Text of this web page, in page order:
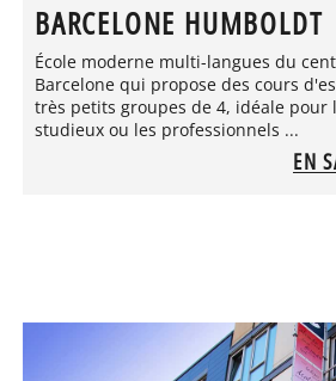
BARCELONE HUMBOLDT
École moderne multi-langues du
Barcelone qui propose des cours
très petits groupes de 4, idéale pour
studieux ou les professionnels ...
EN